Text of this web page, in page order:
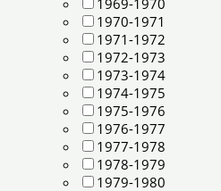
1969-1970
1970-1971
1971-1972
1972-1973
1973-1974
1974-1975
1975-1976
1976-1977
1977-1978
1978-1979
1979-1980